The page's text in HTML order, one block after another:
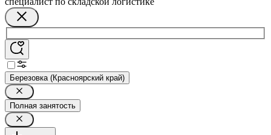
Березовка (Красноярский край)
Полная занятость